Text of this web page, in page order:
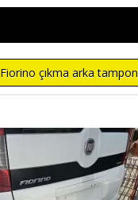
Fiorino çıkma arka tampon